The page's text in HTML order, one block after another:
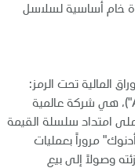
خام أساسية لسلاسل
المالية تحت الرمز:
"ADNOCGAS" والرقم: ("AEE01195A234")، هي شركة عالمية
امتداد سلسلة القيمة
مروراً بعمليات
وصولاً إلى بيع